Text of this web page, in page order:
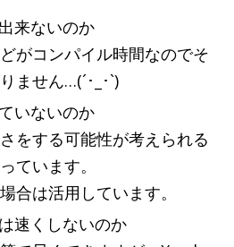
来ないのか
がコンパイル時間なのでそ
ません…(´･_･`)
いないのか
をする可能性が考えられる
ています。
合は活用しています。
速くしないのか